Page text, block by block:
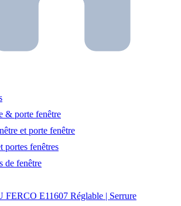
& porte fenêtre
et porte fenêtre
portes fenêtres
de fenêtre
FERCO E11607 Réglable | Serrure